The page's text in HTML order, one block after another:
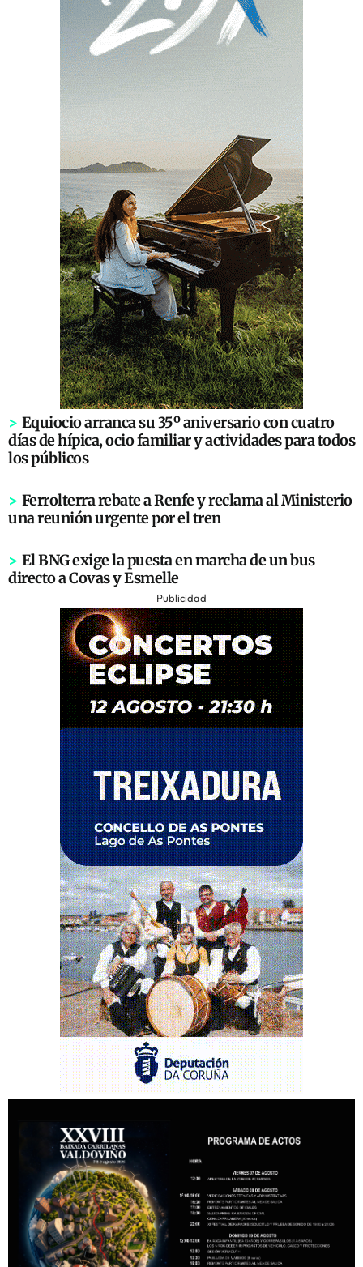
> Equiocio arranca su 35º aniversario con cuatro
días de hípica, ocio familiar y actividades para todos
los públicos
> Ferrolterra rebate a Renfe y reclama al Ministerio
una reunión urgente por el tren
> El BNG exige la puesta en marcha de un bus
directo a Covas y Esmelle
Publicidad